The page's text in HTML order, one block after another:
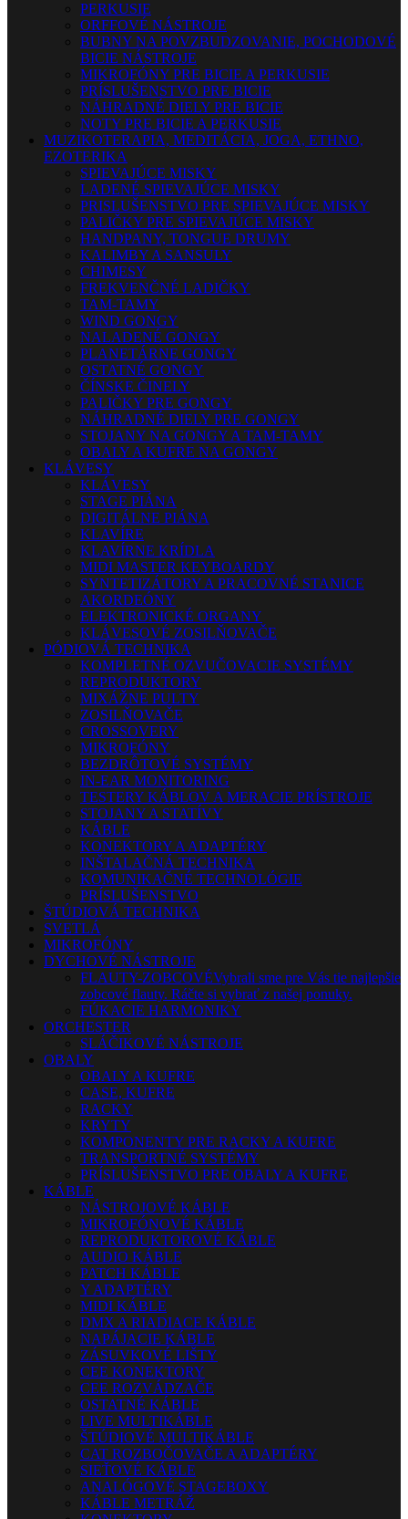
PERKUSIE
ORFFOVÉ NÁSTROJE
BUBNY NA POVZBUDZOVANIE, POCHODOVÉ
BICIE NÁSTROJE
MIKROFÓNY PRE BICIE A PERKUSIE
PRÍSLUŠENSTVO PRE BICIE
NÁHRADNÉ DIELY PRE BICIE
NOTY PRE BICIE A PERKUSIE
MUZIKOTERAPIA, MEDITÁCIA, JOGA, ETHNO,
EZOTERIKA
SPIEVAJÚCE MISKY
LADENÉ SPIEVAJÚCE MISKY
PRISLUŠENSTVO PRE SPIEVAJÚCE MISKY
PALIČKY PRE SPIEVAJÚCE MISKY
HANDPANY, TONGUE DRUMY
KALIMBY A SANSULY
CHIMESY
FREKVENČNÉ LADIČKY
TAM-TAMY
WIND GONGY
NALADENÉ GONGY
PLANETÁRNE GONGY
OSTATNÉ GONGY
ČÍNSKE ČINELY
PALIČKY PRE GONGY
NÁHRADNÉ DIELY PRE GONGY
STOJANY NA GONGY A TAM-TAMY
OBALY A KUFRE NA GONGY
KLÁVESY
KLÁVESY
STAGE PIÁNA
DIGITÁLNE PIÁNA
KLAVÍRE
KLAVÍRNE KRÍDLA
MIDI MASTER KEYBOARDY
SYNTETIZÁTORY A PRACOVNÉ STANICE
AKORDEÓNY
ELEKTRONICKÉ ORGANY
KLÁVESOVÉ ZOSILŇOVAČE
PÓDIOVÁ TECHNIKA
KOMPLETNÉ OZVUČOVACIE SYSTÉMY
REPRODUKTORY
MIXÁŽNE PULTY
ZOSILŇOVAČE
CROSSOVERY
MIKROFÓNY
BEZDRÔTOVÉ SYSTÉMY
IN-EAR MONITORING
TESTERY KÁBLOV A MERACIE PRÍSTROJE
STOJANY A STATÍVY
KÁBLE
KONEKTORY A ADAPTÉRY
INŠTALAČNÁ TECHNIKA
KOMUNIKAČNÉ TECHNOLÓGIE
PRÍSLUŠENSTVO
ŠTÚDIOVÁ TECHNIKA
SVETLÁ
MIKROFÓNY
DYCHOVÉ NÁSTROJE
FLAUTY-ZOBCOVÉVybrali sme pre Vás tie najlepšie
zobcové flauty. Ráčte si vybrať z našej ponuky.
FÚKACIE HARMONIKY
ORCHESTER
SLÁČIKOVÉ NÁSTROJE
OBALY
OBALY A KUFRE
CASE, KUFRE
RACKY
KRYTY
KOMPONENTY PRE RACKY A KUFRE
TRANSPORTNÉ SYSTÉMY
PRÍSLUŠENSTVO PRE OBALY A KUFRE
KÁBLE
NÁSTROJOVÉ KÁBLE
MIKROFÓNOVÉ KÁBLE
REPRODUKTOROVÉ KÁBLE
AUDIO KÁBLE
PATCH KÁBLE
Y ADAPTÉRY
MIDI KÁBLE
DMX A RIADIACE KÁBLE
NAPÁJACIE KÁBLE
ZÁSUVKOVÉ LIŠTY
CEE KONEKTORY
CEE ROZVÁDZAČE
OSTATNÉ KÁBLE
LIVE MULTIKÁBLE
ŠTÚDIOVÉ MULTIKÁBLE
CAT ROZBOČOVAČE A ADAPTÉRY
SIEŤOVÉ KÁBLE
ANALÓGOVÉ STAGEBOXY
KÁBLE METRÁŽ